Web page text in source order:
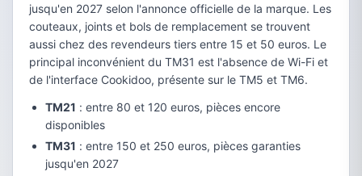
jusqu'en 2027 selon l'annonce officielle de la marque. Les
couteaux, joints et bols de remplacement se trouvent
aussi chez des revendeurs tiers entre 15 et 50 euros. Le
principal inconvénient du TM31 est l'absence de Wi-Fi et
de l'interface Cookidoo, présente sur le TM5 et TM6.
TM21 : entre 80 et 120 euros, pièces encore
disponibles
TM31 : entre 150 et 250 euros, pièces garanties
jusqu'en 2027